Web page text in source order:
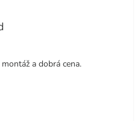
je 5 z 5 hvězdiček.
a dobrá cena.
je 5 z 5 hvězdiček.